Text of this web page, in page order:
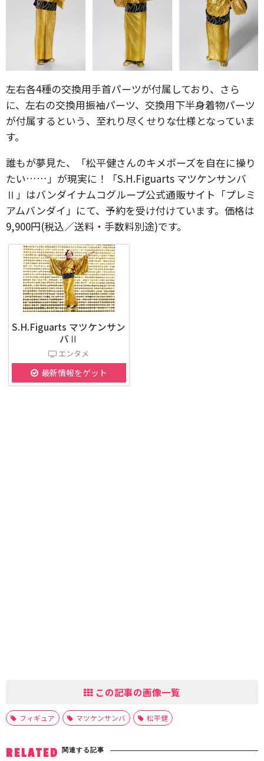
左右各4種の交換用手首パーツが付属しており、さら
に、左右の交換用振袖パーツ、交換用下半身着物パーツ
が付属するという、至れり尽くせりな仕様となっていま
す。
誰もが夢見た、「松平健さんのキメポーズを自在に操り
たい……」が現実に！「S.H.Figuarts マツケンサンバ
Ⅱ」はバンダイナムコグループ公式通販サイト「プレミ
アムバンダイ」にて、予約を受け付けています。価格は
9,900円(税込／送料・手数料別途)です。
S.H.Figuarts マツケンサン
バⅡ
エンタメ
最新情報をゲット
この記事の画像一覧
フィギュア マツケンサンバ 松平健
RELATED 関連する記事